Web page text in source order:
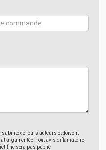
de leurs auteurs et doivent
argumentée. Tout avis diffamatoire,
ne sera pas publié